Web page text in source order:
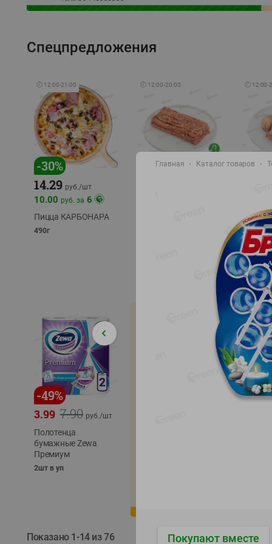
Спецпредложения
🕘 12:00-21:00
-30%
14.29 руб./шт
10.00 руб. за 6
Пицца КАРБОНАРА
490г
🕘 12:00-20:00
13%
🕘 12:00-
-12%
из
части
-49%
7.90
3.99 руб./шт
Полотенца
бумажные Zewa
Премиум
2шт в уп
-17%
Показано 1-14 из 76
Главная Каталог товаров
Покупают вместе